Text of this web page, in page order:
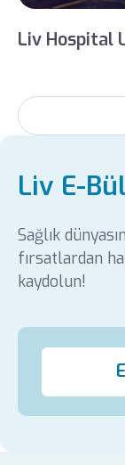
Op.
Liv Hospital
Liv E-
Sağlık
fırsatlardan
kaydolun!